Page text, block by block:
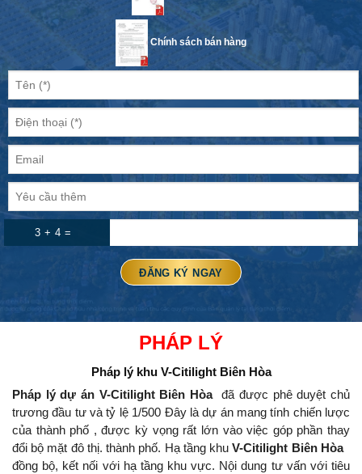
Chính sách bán hàng
3 + 4 =
PHÁP LÝ
Pháp lý khuV-Citilight Biên Hòa
Pháp lý dự án V-Citilight Biên Hòađã được phê duyệt chủ
trương đầu tư và tỷ lệ 1/500 Đây là dự án mang tính chiến lược
của thành phố , được kỳ vọng rất lớn vào việc góp phần thay
đổi bộ mặt đô thị.thành phố. Hạ tầng khuV-Citilight Biên Hòa
đồng bộ, kết nối với hạ tầng khu vực. Nội dung tư vấn với tiêu